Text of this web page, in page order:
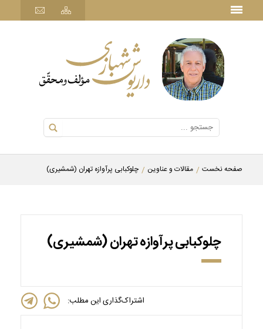
صفحه نخست مقالات و عناوین چلوکبابی پرآوازه تهران (شمشیری)
چلوکبابی پرآوازه تهران (شمشیری)
اشتراک‌گذاری این مطلب: